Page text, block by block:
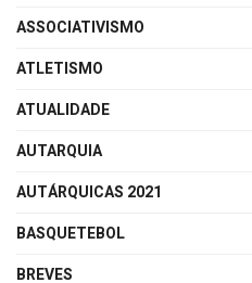
ASSOCIATIVISMO
ATLETISMO
ATUALIDADE
AUTARQUIA
AUTÁRQUICAS 2021
BASQUETEBOL
BREVES